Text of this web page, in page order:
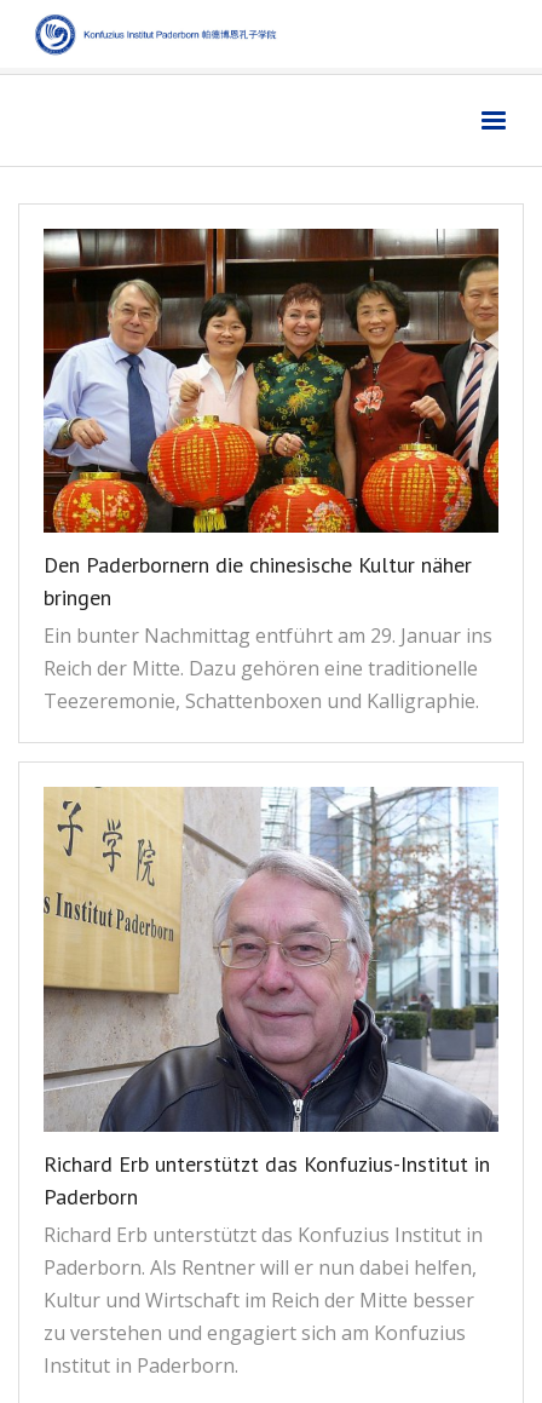
Institut学院
Aktuelles 新闻
Sprache语言
Kultur
Digitales数字媒体
Business商业
Links链接
Kontakt联系我们
Den Paderbornern die chinesische Kultur näher
bringen
Ein bunter Nachmittag entführt am 29. Januar ins
Reich der Mitte. Dazu gehören eine traditionelle
Teezeremonie, Schattenboxen und Kalligraphie.
Richard Erb unterstützt das Konfuzius-Institut in
Paderborn
Richard Erb unterstützt das Konfuzius Institut in
Paderborn. Als Rentner will er nun dabei helfen,
Kultur und Wirtschaft im Reich der Mitte besser
zu verstehen und engagiert sich am Konfuzius
Institut in Paderborn.